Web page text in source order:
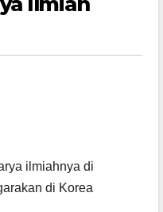
ilmiahnya di
di Korea